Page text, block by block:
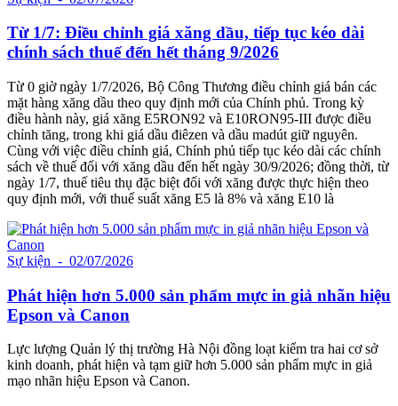
Từ 1/7: Điều chỉnh giá xăng dầu, tiếp tục kéo dài
chính sách thuế đến hết tháng 9/2026
Từ 0 giờ ngày 1/7/2026, Bộ Công Thương điều chỉnh giá bán các
mặt hàng xăng dầu theo quy định mới của Chính phủ. Trong kỳ
điều hành này, giá xăng E5RON92 và E10RON95-III được điều
chỉnh tăng, trong khi giá dầu điêzen và dầu madút giữ nguyên.
Cùng với việc điều chỉnh giá, Chính phủ tiếp tục kéo dài các chính
sách về thuế đối với xăng dầu đến hết ngày 30/9/2026; đồng thời, từ
ngày 1/7, thuế tiêu thụ đặc biệt đối với xăng được thực hiện theo
quy định mới, với thuế suất xăng E5 là 8% và xăng E10 là
Sự kiện - 02/07/2026
Phát hiện hơn 5.000 sản phẩm mực in giả nhãn hiệu
Epson và Canon
Lực lượng Quản lý thị trường Hà Nội đồng loạt kiểm tra hai cơ sở
kinh doanh, phát hiện và tạm giữ hơn 5.000 sản phẩm mực in giả
mạo nhãn hiệu Epson và Canon.